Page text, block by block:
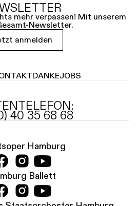
mehr verpassen! Mit unserem
Newsletter.
anmelden
DANKEJOBS
40 35 68 68
Hamburg
Ballett